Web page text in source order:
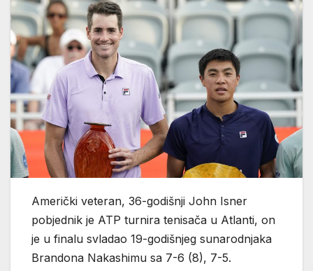
Američki veteran, 36-godišnji John Isner
pobjednik je ATP turnira tenisača u Atlanti, on
je u finalu svladao 19-godišnjeg sunarodnjaka
Brandona Nakashimu sa 7-6 (8), 7-5.